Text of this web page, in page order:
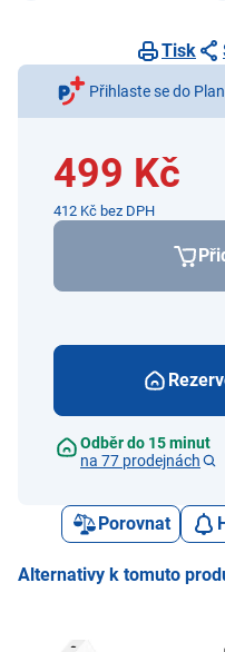
Tisk
Přihlaste se do
499 Kč
412 Kč bez DPH
Odběr do 15 minut
na 77 prodejnách
Porovnat
Alternativy k tomuto